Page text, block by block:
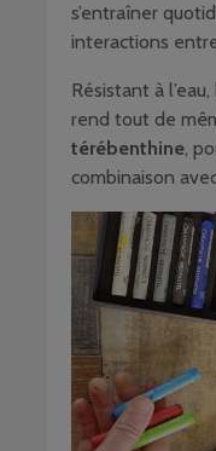
s’entraîner
interactions
Résistant à
rend tout de
térébenthine,
combinaison